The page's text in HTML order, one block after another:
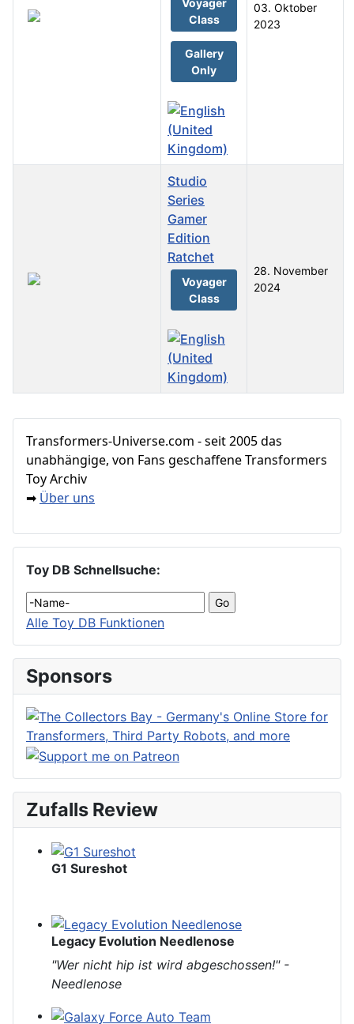
Voyager
Class
Gallery
Only
03. Oktober
2023
Studio
Series
Gamer
Edition
Ratchet
Voyager
Class
28. November
2024
Transformers‑Universe.com - seit 2005 das
unabhängige, von Fans geschaffene Transformers
Toy Archiv
➡ Über uns
Toy DB Schnellsuche:
Alle Toy DB Funktionen
Sponsors
Zufalls Review
G1 Sureshot
Legacy Evolution Needlenose
"Wer nicht hip ist wird abgeschossen!" -
Needlenose